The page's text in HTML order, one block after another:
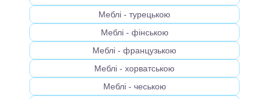
Меблі - турецькою
Меблі - фінською
Меблі - французькою
Меблі - хорватською
Меблі - чеською